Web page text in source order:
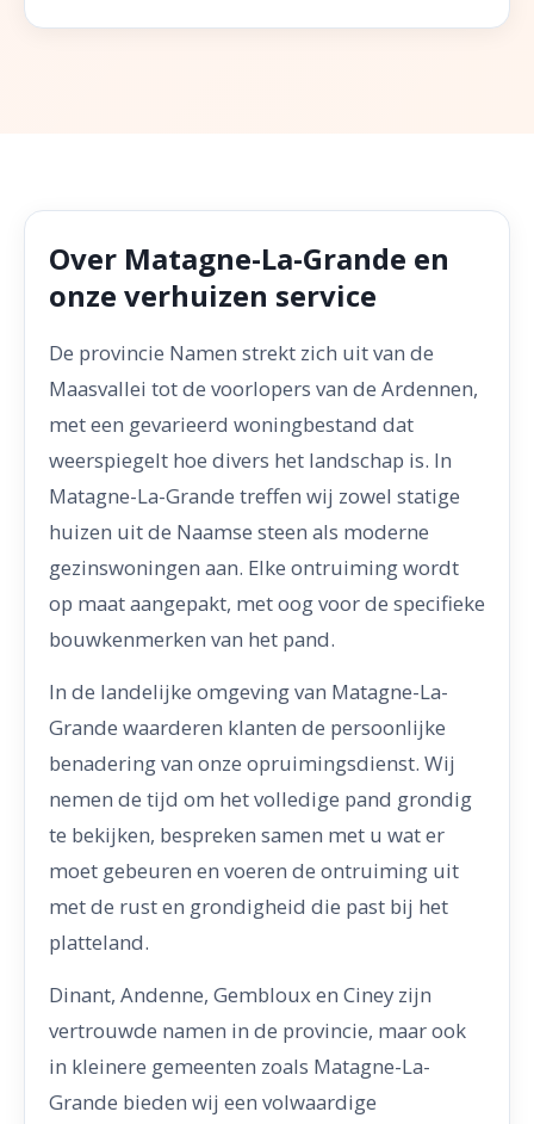
Over Matagne-La-Grande en
onze verhuizen service
De provincie Namen strekt zich uit van de
Maasvallei tot de voorlopers van de Ardennen,
met een gevarieerd woningbestand dat
weerspiegelt hoe divers het landschap is. In
Matagne-La-Grande treffen wij zowel statige
huizen uit de Naamse steen als moderne
gezinswoningen aan. Elke ontruiming wordt
op maat aangepakt, met oog voor de specifieke
bouwkenmerken van het pand.
In de landelijke omgeving van Matagne-La-
Grande waarderen klanten de persoonlijke
benadering van onze opruimingsdienst. Wij
nemen de tijd om het volledige pand grondig
te bekijken, bespreken samen met u wat er
moet gebeuren en voeren de ontruiming uit
met de rust en grondigheid die past bij het
platteland.
Dinant, Andenne, Gembloux en Ciney zijn
vertrouwde namen in de provincie, maar ook
in kleinere gemeenten zoals Matagne-La-
Grande bieden wij een volwaardige